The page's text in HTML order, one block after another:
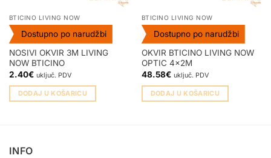
BTICINO LIVING NOW
Dostupno po narudžbi
NOSIVI OKVIR 3M LIVING
NOW BTICINO
2.40€ uključ. PDV
DODAJ U KOŠARICU
BTICINO LIVING NOW
Dostupno po narudžbi
OKVIR BTICINO LIVING NOW
OPTIC 4x2M
48.58€ uključ. PDV
DODAJ U KOŠARICU
INFO